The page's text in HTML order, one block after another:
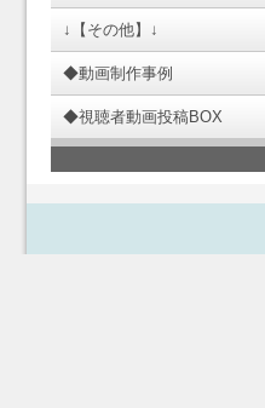
↓【その他】↓
◆動画制作事例
◆視聴者動画投稿BOX